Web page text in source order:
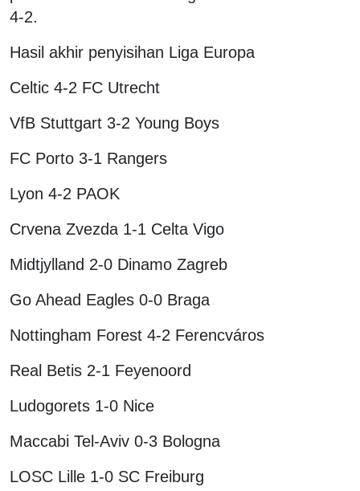
4-2.
Hasil akhir penyisihan Liga Europa
Celtic 4-2 FC Utrecht
VfB Stuttgart 3-2 Young Boys
FC Porto 3-1 Rangers
Lyon 4-2 PAOK
Crvena Zvezda 1-1 Celta Vigo
Midtjylland 2-0 Dinamo Zagreb
Go Ahead Eagles 0-0 Braga
Nottingham Forest 4-2 Ferencváros
Real Betis 2-1 Feyenoord
Ludogorets 1-0 Nice
Maccabi Tel-Aviv 0-3 Bologna
LOSC Lille 1-0 SC Freiburg